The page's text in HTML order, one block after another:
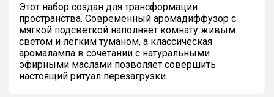
Этот набор создан для трансформации
пространства. Современный аромадиффузор с
мягкой подсветкой наполняет комнату живым
светом и легким туманом, а классическая
аромалампа в сочетании с натуральными
эфирными маслами позволяет совершить
настоящий ритуал перезагрузки.